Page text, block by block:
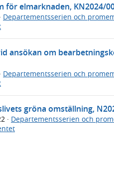
för elmarknaden, KN2024/
· Departementsserien och
ansökan om
· Departementsserien och
gröna omställning,
· Departementsserien och